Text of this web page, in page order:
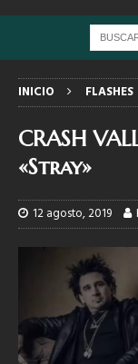
INICIO FLASHES
CRASH
«Stray»
12 agosto, 2019